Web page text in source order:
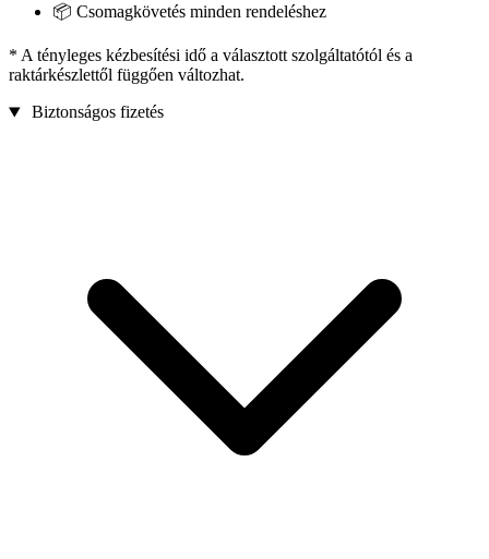
📦 Csomagkövetés minden rendeléshez
* A tényleges kézbesítési idő a választott szolgáltatótól és a
raktárkészlettől függően változhat.
Biztonságos fizetés